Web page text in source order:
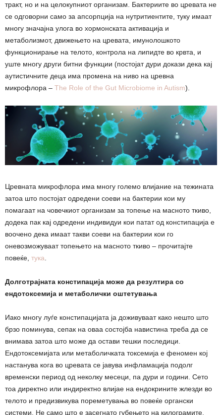
тракт, но и на целокупниот организам. Бактериите во цревата не
се одговорни само за апсорпција на нутритиентите, туку имаат
многу значајна улога во хормонската активација и
метаболизмот, движењето на цревата, имунолошкото
функционирање на телото, контрола на липидте во крвта, и
уште многу други битни функции (постојат дури докази дека кај
аутистичните деца има промена на ниво на цревна
микрофлора – The Role of the Gut Microbiome in Autism).
Цревната микрофлора има многу големо влијание на тежината
затоа што постојат одредени соеви на бактерии кои му
помагаат на човечкиот организам за топење на масното ткиво,
додека пак кај одредени индивидуи кои патат од констипација е
воочено дека имаат такви соеви на бактерии кои го
оневозможуваат топењето на масното ткиво – прочитајте
повеќе, тука.
Долготрајната констипација може да резултира со
ендотоксемија и метаболички оштетувања
Иако многу луѓе констипацијата ја доживуваат како нешто што
брзо поминува, сепак на оваа состојба навистина треба да се
внимава затоа што може да остави тешки последици.
Ендотоксемијата или метаболичката токсемија е феномен кој
настанува кога во цревата се јавува инфламација подолг
временски период од неколку месеци, па дури и години. Сето
тоа директно или индиректно влијае на ендокрините жлезди во
телото и предизвикува пореметувања во повеќе органски
системи. Не само што е засегнато губењето на килограмите,